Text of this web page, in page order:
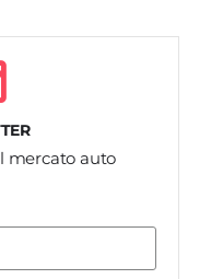
mercato auto